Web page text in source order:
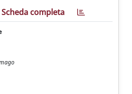
Scheda completa